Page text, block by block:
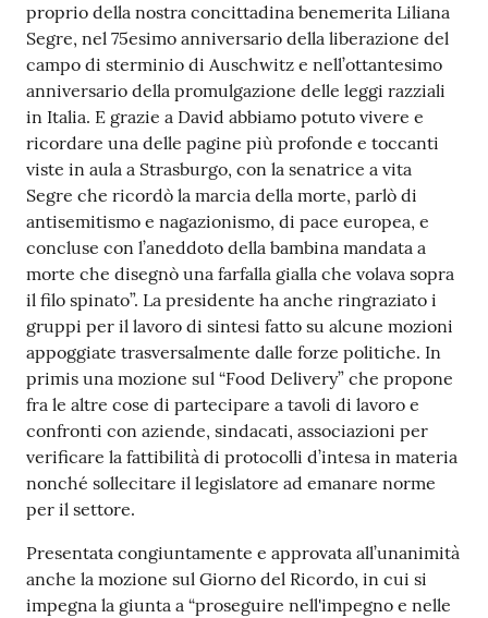
proprio della nostra concittadina benemerita Liliana
Segre, nel 75esimo anniversario della liberazione del
campo di sterminio di Auschwitz e nell’ottantesimo
anniversario della promulgazione delle leggi razziali
in Italia. E grazie a David abbiamo potuto vivere e
ricordare una delle pagine più profonde e toccanti
viste in aula a Strasburgo, con la senatrice a vita
Segre che ricordò la marcia della morte, parlò di
antisemitismo e nagazionismo, di pace europea, e
concluse con l’aneddoto della bambina mandata a
morte che disegnò una farfalla gialla che volava sopra
il filo spinato”. La presidente ha anche ringraziato i
gruppi per il lavoro di sintesi fatto su alcune mozioni
appoggiate trasversalmente dalle forze politiche. In
primis una mozione sul “Food Delivery” che propone
fra le altre cose di partecipare a tavoli di lavoro e
confronti con aziende, sindacati, associazioni per
verificare la fattibilità di protocolli d’intesa in materia
nonché sollecitare il legislatore ad emanare norme
per il settore.
Presentata congiuntamente e approvata all’unanimità
anche la mozione sul Giorno del Ricordo, in cui si
impegna la giunta a “proseguire nell'impegno e nelle